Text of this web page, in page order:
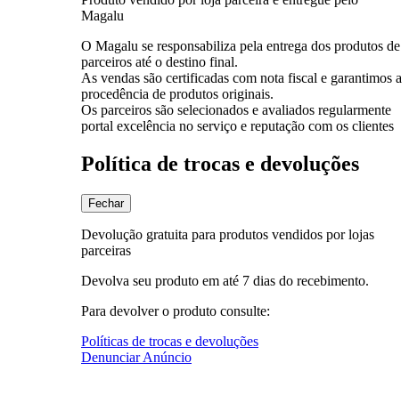
Magalu
O Magalu se responsabiliza pela entrega dos produtos de
parceiros até o destino final.
As vendas são certificadas com nota fiscal e garantimos a
procedência de produtos originais.
Os parceiros são selecionados e avaliados regularmente
portal excelência no serviço e reputação com os clientes
Política de trocas e devoluções
Fechar
Devolução gratuita para produtos vendidos por lojas
parceiras
Devolva seu produto em até 7 dias do recebimento.
Para devolver o produto consulte:
Políticas de trocas e devoluções
Denunciar Anúncio